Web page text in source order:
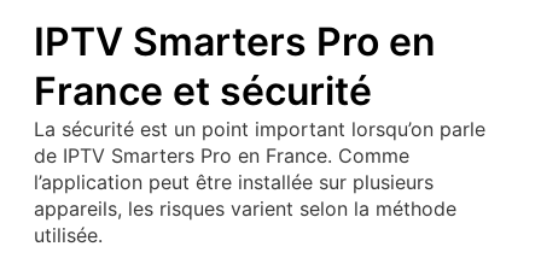
IPTV Smarters Pro en
France et sécurité
La sécurité est un point important lorsqu’on parle
de IPTV Smarters Pro en France. Comme
l’application peut être installée sur plusieurs
appareils, les risques varient selon la méthode
utilisée.